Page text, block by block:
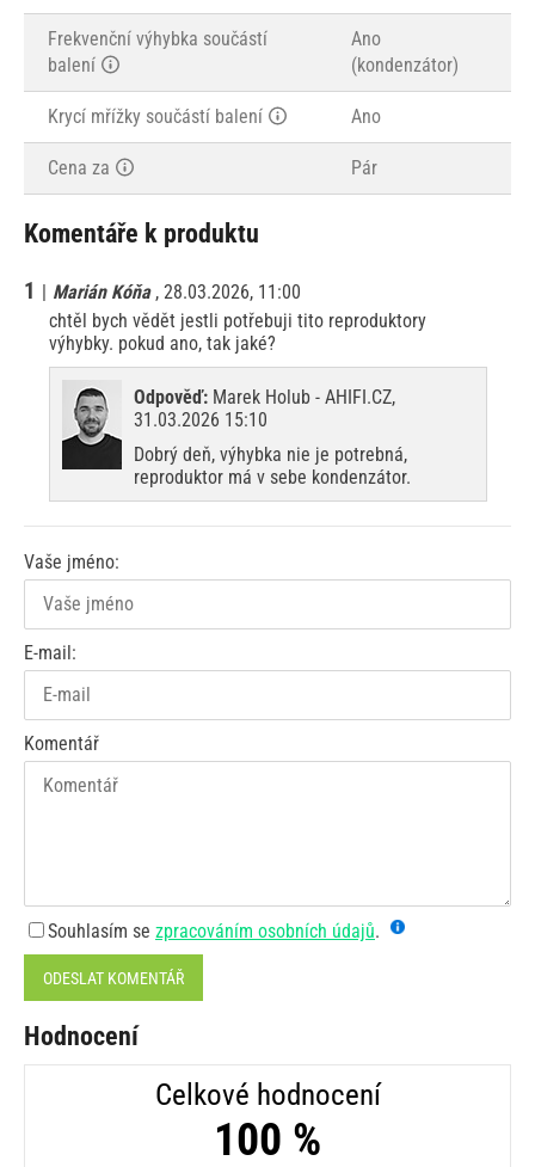
Frekvenční výhybka součástí
balení
Ano
(kondenzátor)
Krycí mřížky součástí balení Ano
Cena za Pár
Komentáře k produktu
1 Marián Kóňa , 28.03.2026, 11:00
chtěl bych vědět jestli potřebuji tito reproduktory
výhybky. pokud ano, tak jaké?
Odpověď: Marek Holub - AHIFI.CZ,
31.03.2026 15:10
Dobrý deň, výhybka nie je potrebná,
reproduktor má v sebe kondenzátor.
Vaše jméno:
E-mail:
Komentář
Souhlasím se zpracováním osobních údajů.
ODESLAT KOMENTÁŘ
Hodnocení
Celkové hodnocení
100 %